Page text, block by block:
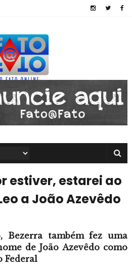
estiver, estarei ao
a João Azevêdo
Bezerra também fez uma
de João Azevêdo como
Federal